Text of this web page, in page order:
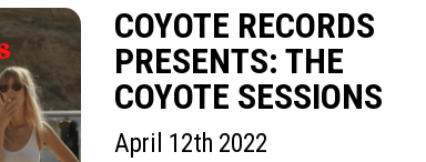
COYOTE RECORDS
PRESENTS: THE
COYOTE SESSIONS
April 12th 2022